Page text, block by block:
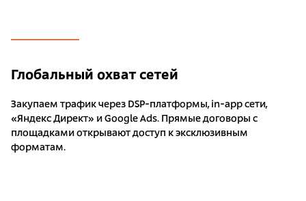
Глобальный охват сетей
Закупаем трафик через DSP-платформы, in-app сети,
«Яндекс Директ» и Google Ads. Прямые договоры с
площадками открывают доступ к эксклюзивным
форматам.